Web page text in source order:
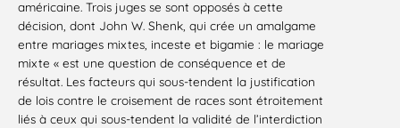
américaine. Trois juges se sont opposés à cette
décision, dont John W. Shenk, qui crée un amalgame
entre mariages mixtes, inceste et bigamie : le mariage
mixte « est une question de conséquence et de
résultat. Les facteurs qui sous-tendent la justification
de lois contre le croisement de races sont étroitement
liés à ceux qui sous-tendent la validité de l’interdiction